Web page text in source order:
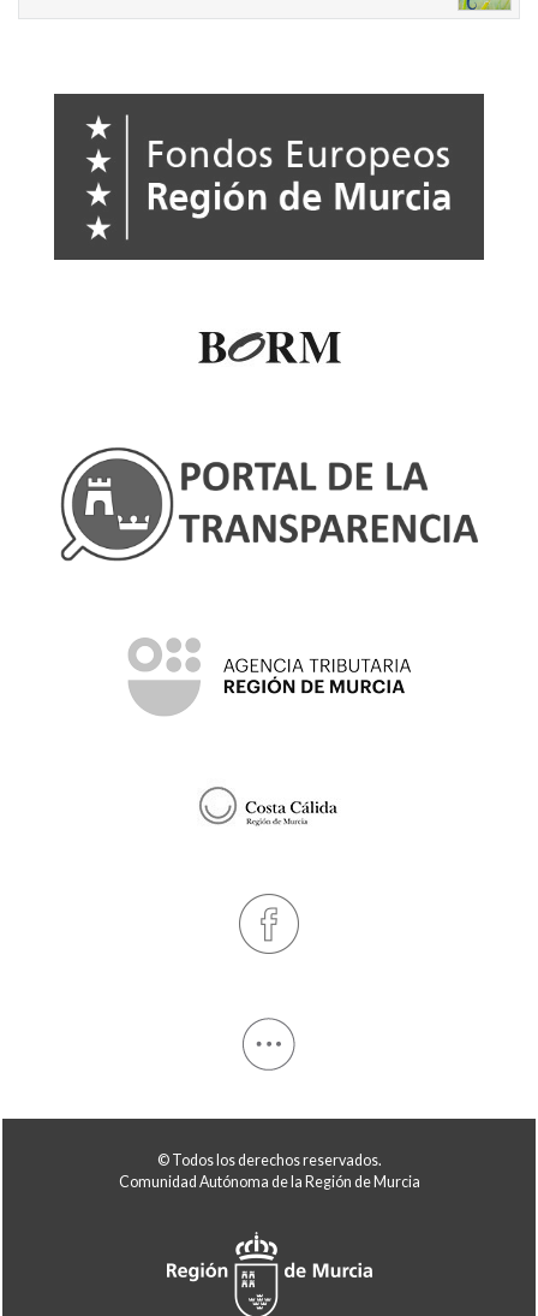
© Todos los derechos reservados.
Comunidad Autónoma de la Región de Murcia